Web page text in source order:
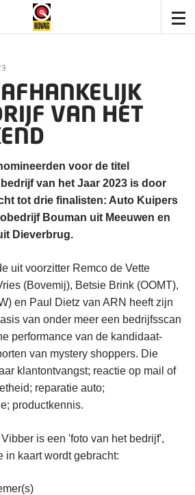
VAN HET
voor de titel
van het Jaar 2023 is door
tot drie finalisten: Auto Kuipers
Bouman uit Meeuwen en
Dieverbrug.
uit voorzitter Remco de Vette
(Bovemij), Betsie Brink (OOMT),
en Paul Dietz van ARN heeft zijn
van onder meer een bedrijfsscan
performance van de kandidaat-
van mystery shoppers. Die
klantontvangst; reactie op mail of
reparatie auto;
productkennis.
is een 'foto van het bedrijf',
in kaart wordt gebracht: